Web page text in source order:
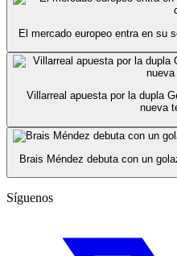
El mercado europeo entra en su
Villarreal apuesta por la dupla
nueva
Brais Méndez debuta con un
Síguenos